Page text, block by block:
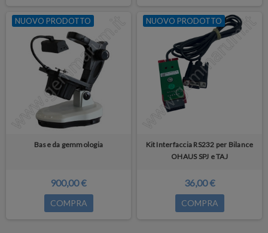
NUOVO PRODOTTO
Base da gemmologia
900,00 €
COMPRA
NUOVO PRODOTTO
Kit Interfaccia RS232 per Bilance
OHAUS SPJ e TAJ
36,00 €
COMPRA